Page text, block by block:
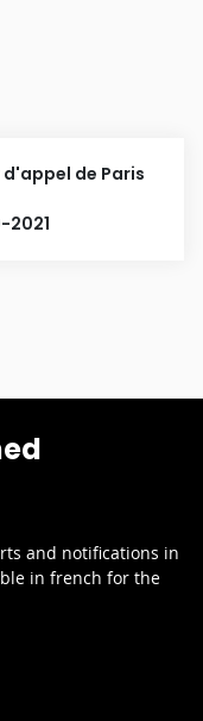
d'appel de Paris
2021
and notifications in
in french for the